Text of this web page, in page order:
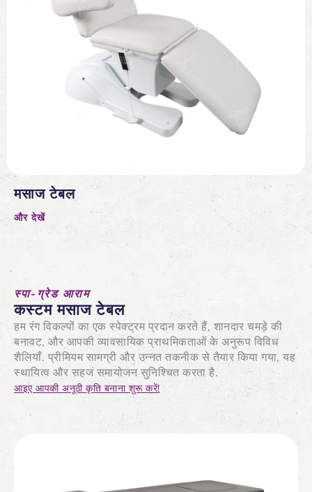
मसाज टेबल
और देखें
स्पा-ग्रेड आराम
कस्टम मसाज टेबल
हम रंग विकल्पों का एक स्पेक्ट्रम प्रदान करते हैं, शानदार चमड़े की
बनावट, और आपकी व्यावसायिक प्राथमिकताओं के अनुरूप विविध
शैलियाँ. प्रीमियम सामग्री और उन्नत तकनीक से तैयार किया गया, यह
स्थायित्व और सहज समायोजन सुनिश्चित करता है.
आइए आपकी अनूठी कृति बनाना शुरू करें!